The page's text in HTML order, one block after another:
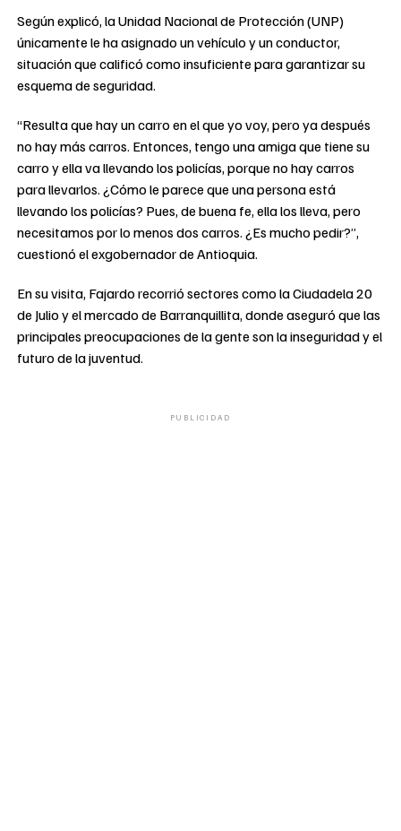
Según explicó, la Unidad Nacional de Protección (UNP)
únicamente le ha asignado un vehículo y un conductor,
situación que calificó como insuficiente para garantizar su
esquema de seguridad.
“Resulta que hay un carro en el que yo voy, pero ya después
no hay más carros. Entonces, tengo una amiga que tiene su
carro y ella va llevando los policías, porque no hay carros
para llevarlos. ¿Cómo le parece que una persona está
llevando los policías? Pues, de buena fe, ella los lleva, pero
necesitamos por lo menos dos carros. ¿Es mucho pedir?”,
cuestionó el exgobernador de Antioquia.
En su visita, Fajardo recorrió sectores como la Ciudadela 20
de Julio y el mercado de Barranquillita, donde aseguró que las
principales preocupaciones de la gente son la inseguridad y el
futuro de la juventud.
PUBLICIDAD